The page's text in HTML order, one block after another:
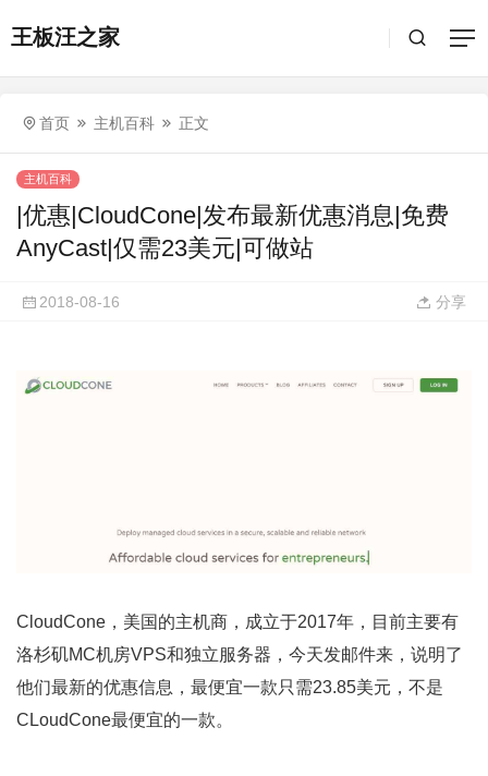
王板汪之家
首页 主机百科 正文
主机百科
|优惠|CloudCone|发布最新优惠消息|免费
AnyCast|仅需23美元|可做站
2018-08-16 分享
CloudCone，美国的主机商，成立于2017年，目前主要有
洛杉矶MC机房VPS和独立服务器，今天发邮件来，说明了
他们最新的优惠信息，最便宜一款只需23.85美元，不是
CLoudCone最便宜的一款。